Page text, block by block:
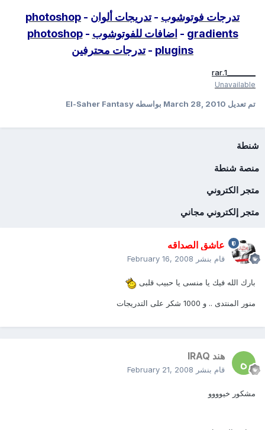
تدرجات فوتوشوب-تدريجات ألوان-
photoshop
gradients
- اضافات للفوتوشوب-
photoshop
plugins
-تدرجات محترفين
Unavailable
تم تعديلMarch 28, 2010بواسطه El-Saher Fantasy
شنطة
منصة شنطة
متجر الكتروني
متجر إلكتروني مجاني
عاشق الصداقه
قام بنشر February 16, 2008
بارك الله فيك يا منسى يا حبيب قلبى
منور المنتدى .. و 1000 شكر على التدريجات
هند IRAQ
قام بنشر February 21, 2008
مشكور خيوووو